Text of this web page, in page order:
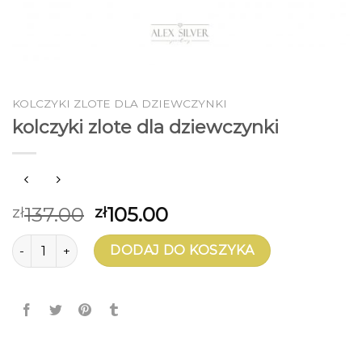
KOLCZYKI ZLOTE DLA DZIEWCZYNKI
kolczyki zlote dla dziewczynki
zł137.00 zł105.00
ilość kolczyki zlote dla dziewczynki
DODAJ DO KOSZYKA